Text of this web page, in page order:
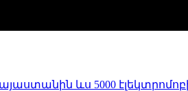
ևս 5000